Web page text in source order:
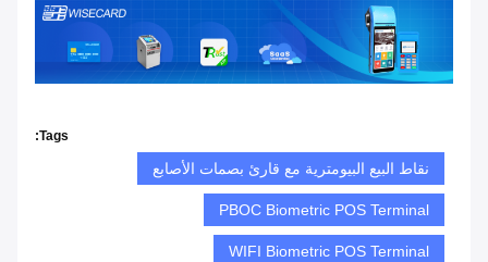
Tags:
نقاط البيع البيومترية مع قارئ بصمات الأصابع
PBOC Biometric POS Terminal
WIFI Biometric POS Terminal